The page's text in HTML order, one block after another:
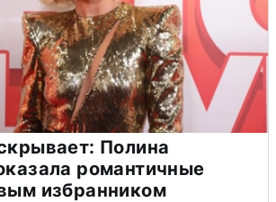
Полина
романтичные
избранником